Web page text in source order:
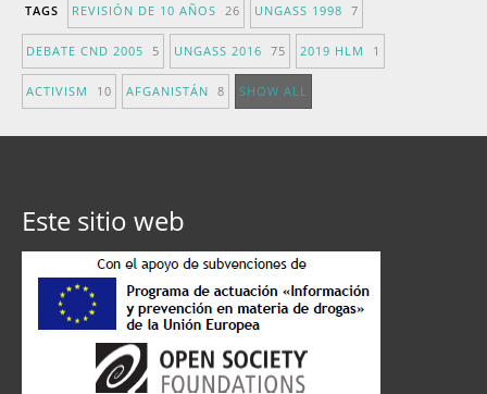
TAGS REVISIÓN DE 10 AÑOS 26 UNGASS 1998 7
DEBATE CND 2005 5 UNGASS 2016 75 2019 HLM 1
ACTIVISM 10 AFGANISTÁN 8 SHOW ALL
Este sitio web